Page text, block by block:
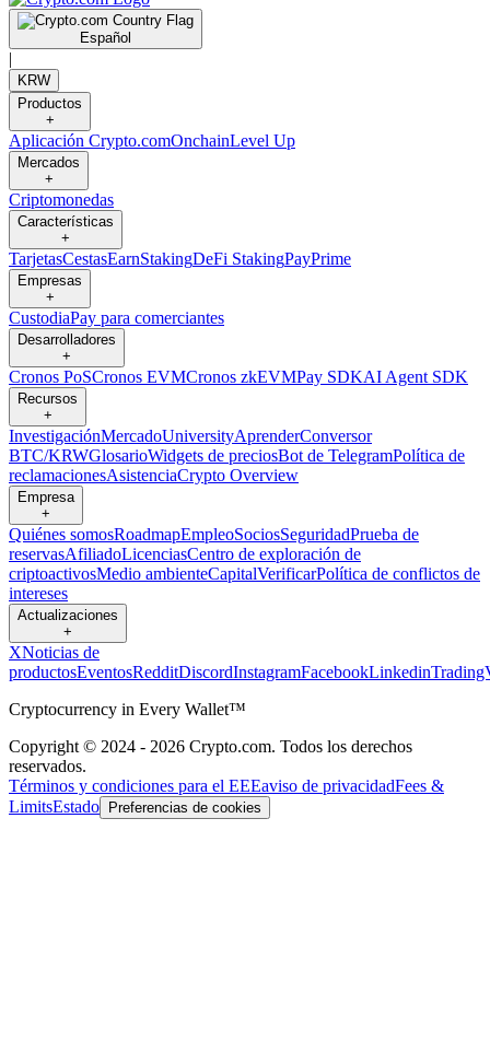
Español
|
KRW
Productos
+
Aplicación Crypto.comOnchainLevel Up
Mercados
+
Criptomonedas
Características
+
TarjetasCestasEarnStakingDeFi StakingPayPrime
Empresas
+
CustodiaPay para comerciantes
Desarrolladores
+
Cronos PoSCronos EVMCronos zkEVMPay SDKAI Agent SDK
Recursos
+
InvestigaciónMercadoUniversityAprenderConversor
BTC/KRWGlosarioWidgets de preciosBot de TelegramPolítica de
reclamacionesAsistenciaCrypto Overview
Empresa
+
Quiénes somosRoadmapEmpleoSociosSeguridadPrueba de
reservasAfiliadoLicenciasCentro de exploración de
criptoactivosMedio ambienteCapitalVerificarPolítica de conflictos de
intereses
Actualizaciones
+
XNoticias de
productosEventosRedditDiscordInstagramFacebookLinkedin
Cryptocurrency in Every Wallet™
Copyright © 2024 - 2026 Crypto.com. Todos los derechos
reservados.
Términos y condiciones para el EEEaviso de privacidadFees &
LimitsEstado Preferencias de cookies